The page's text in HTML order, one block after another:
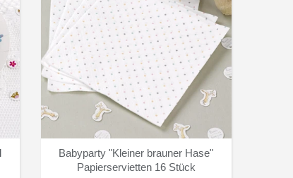
Babyparty "Kleiner brauner Hase"
Papierservietten 16 Stück